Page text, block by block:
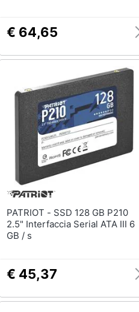
€ 64,65
PATRIOT - SSD 128 GB P210
2.5" Interfaccia Serial ATA III 6
GB / s
€ 45,37